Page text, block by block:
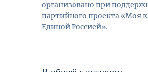
организовано при
партийного проекта «Моя
Единой Россией».